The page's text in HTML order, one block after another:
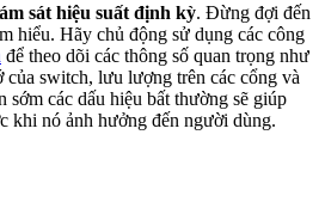
sát hiệu suất định kỳ. Đừng đợi đến
hiểu. Hãy chủ động sử dụng các công
để theo dõi các thông số quan trọng như
switch, lưu lượng trên các cổng và
các dấu hiệu bất thường sẽ giúp
khi nó ảnh hưởng đến người dùng.